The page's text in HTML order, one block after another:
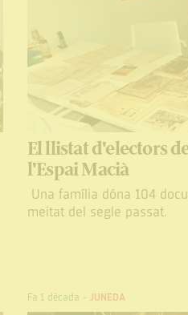
El llistat d'electors
l'Espai Macià
Una família dóna 104
meitat del segle passat.
Fa 1 dècada - JUNEDA